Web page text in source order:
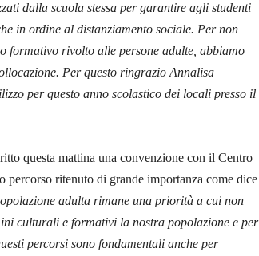
dalla scuola stessa per garantire agli studenti
in ordine al distanziamento sociale. Per non
formativo rivolto alle persone adulte, abbiamo
Per questo ringrazio Annalisa
per questo anno scolastico dei locali presso il
questa mattina una convenzione con il Centro
ritenuto di grande importanza come dice
adulta rimane una priorità a cui non
culturali e formativi la nostra popolazione e per
percorsi sono fondamentali anche per